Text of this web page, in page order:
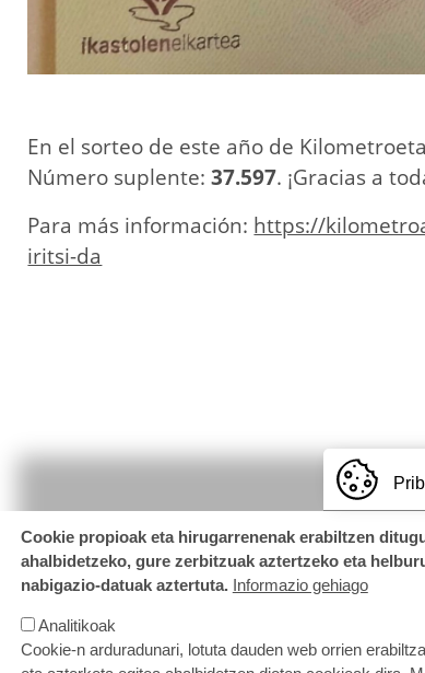
En el sorteo de este año de
Número suplente:37.597. ¡Gracias a
Para más información: https://
iritsi-da
Cookie propioak eta hirugarrenenak erabiltzen
ahalbidetzeko, gure zerbitzuak aztertzeko eta
nabigazio-datuak aztertuta. Informazio gehiago
Analitikoak
Cookie-n arduradunari, lotuta dauden web orrien